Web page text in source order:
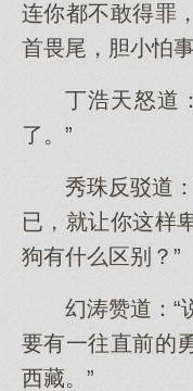
连你都不敢得罪
首畏尾，胆小怕
丁浩天怒道
了。”
秀珠反驳道
已，就让你这样
狗有什么区别？”
幻涛赞道：“
要有一往直前的
西藏。”